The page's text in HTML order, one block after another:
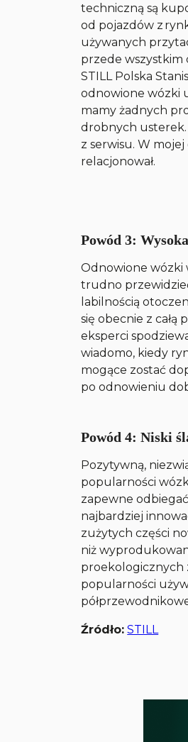
techniczną są
od pojazdów z
używanych
przede wszystkim
STILL Polska
odnowione wózki
mamy żadnych
drobnych usterek.
z serwisu. W
relacjonował.
Powód 3:
Odnowione wózki
trudno
labilnością
się obecnie z całą
eksperci
wiadomo, kiedy
mogące zostać
po odnowieniu
Powód 4: Niski
Pozytywną,
popularności
zapewne
najbardziej
zużytych części
niż
proekologicznych
popularności
Źródło: STILL